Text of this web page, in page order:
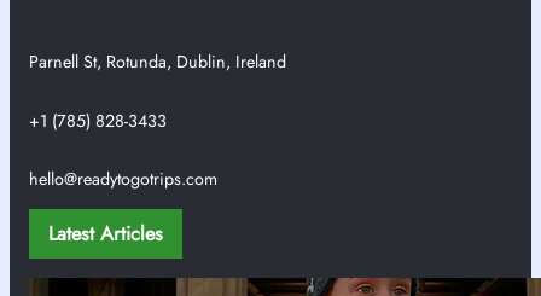
Parnell St, Rotunda, Dublin, Ireland
+1 (785) 828-3433
hello@readytogotrips.com
Latest Articles